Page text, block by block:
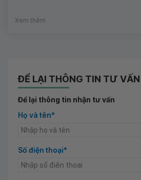
Xem thêm
ĐỂ LẠI THÔNG TIN TƯ VẤN
Để lại thông tin nhận tư vấn
Họ và tên*
Số điện thoại*